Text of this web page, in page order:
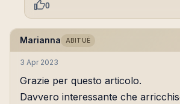
0
Marianna ABITUÈ
3 Apr 2023
Grazie per questo articolo.
Davvero interessante che